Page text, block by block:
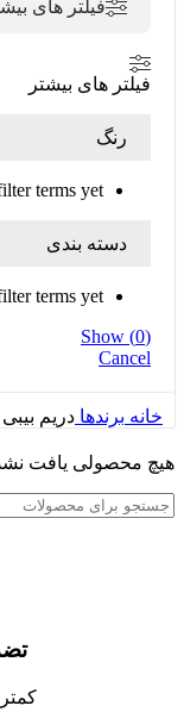
فیلتر های
فیلتر های بیشتر
رنگ
terms yet
دسته بندی
terms yet
Show (0)
Cancel
خانه برندها دریم بیبی
هیچ محصولی یافت